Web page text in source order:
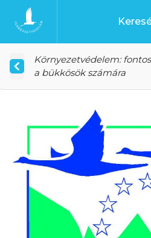
Ugrás a tartalomhoz
Főoldal
Környezetvédelem:
a bükkösök számára